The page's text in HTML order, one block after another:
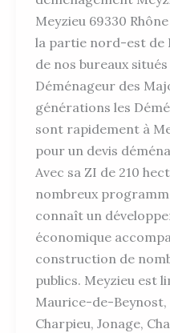
Meyzieu 69330
la partie nord-est de
de nos bureaux
Déménageur des
générations les
sont rapidement à
pour un devis
Avec sa ZI de 210
nombreux
connaît un
économique
construction de
publics. Meyzieu est
Maurice-de-Beynost,
Charpieu, Jonage,